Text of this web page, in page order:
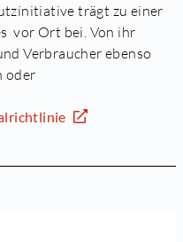
trägt zu einer
vor Ort bei. Von ihr
Verbraucher ebenso
oder